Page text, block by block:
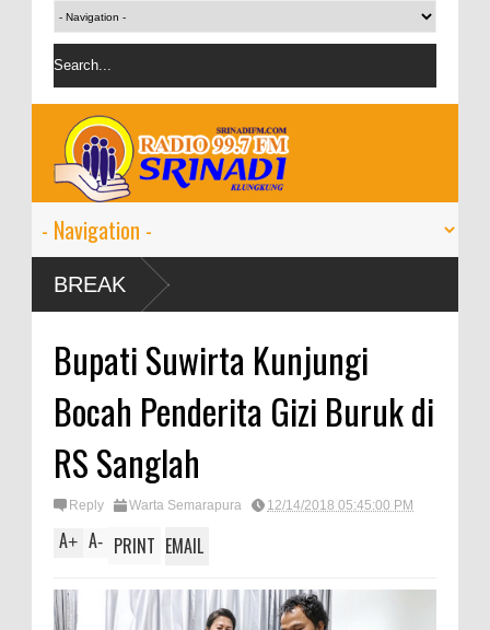
BREAK
Bupati Suwirta Kunjungi
Bocah Penderita Gizi Buruk di
RS Sanglah
Reply Warta Semarapura 12/14/2018 05:45:00 PM
A+ A- PRINT EMAIL